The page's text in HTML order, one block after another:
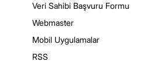
Veri Sahibi Başvuru Formu
Webmaster
Mobil Uygulamalar
RSS